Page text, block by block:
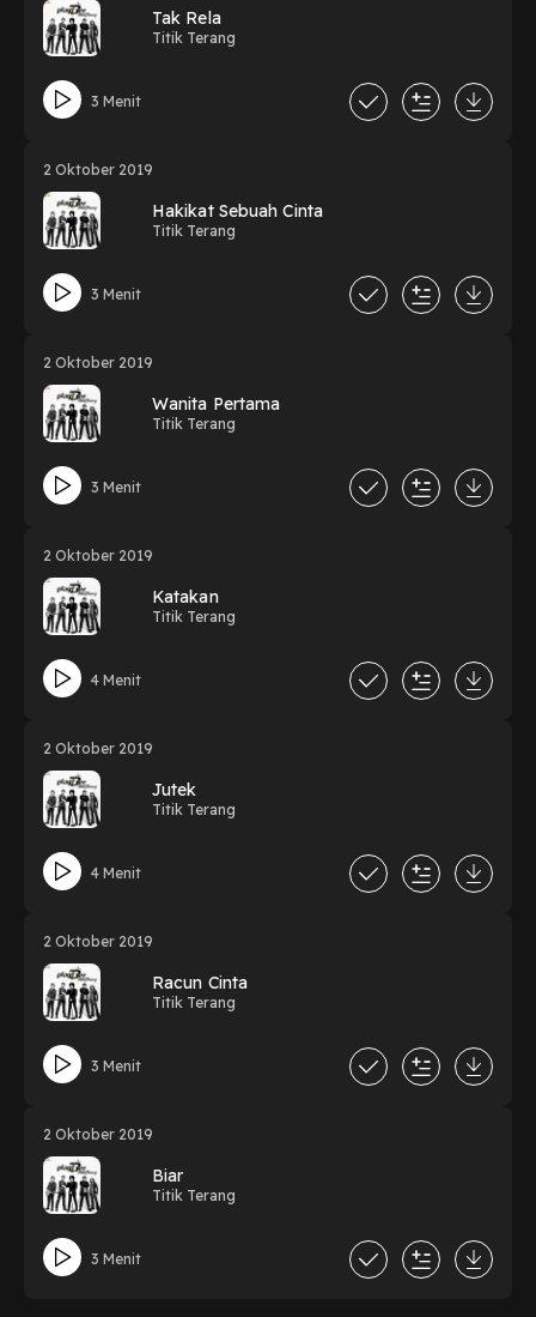
Tak Rela
Titik Terang
3 Menit
2 Oktober 2019
Hakikat Sebuah Cinta
Titik Terang
3 Menit
2 Oktober 2019
Wanita Pertama
Titik Terang
3 Menit
2 Oktober 2019
Katakan
Titik Terang
4 Menit
2 Oktober 2019
Jutek
Titik Terang
4 Menit
2 Oktober 2019
Racun Cinta
Titik Terang
3 Menit
2 Oktober 2019
Biar
Titik Terang
3 Menit